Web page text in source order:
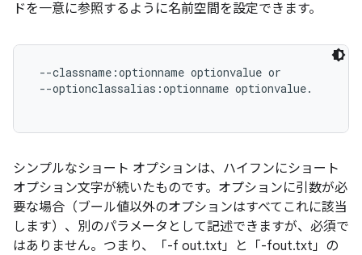
ドを一意に参照するように名前空間を設定できます。
--classname:optionname optionvalue or
--optionclassalias:optionname optionvalue.
シンプルなショート オプションは、ハイフンにショート
オプション文字が続いたものです。オプションに引数が必
要な場合（ブール値以外のオプションはすべてこれに該当
します）、別のパラメータとして記述できますが、必須で
はありません。つまり、「-f out.txt」と「-fout.txt」の